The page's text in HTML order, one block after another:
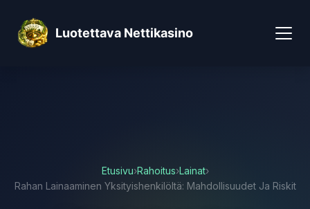
Luotettava Nettikasino
Etusivu›Rahoitus›Lainat›
Rahan Lainaaminen Yksityishenkilöltä: Mahdollisuudet Ja Riskit